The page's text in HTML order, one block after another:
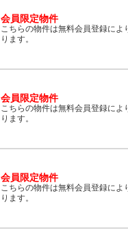
会員限定物件
こちらの物件は無料会員登録によ
ります。
会員限定物件
こちらの物件は無料会員登録によ
ります。
会員限定物件
こちらの物件は無料会員登録によ
ります。